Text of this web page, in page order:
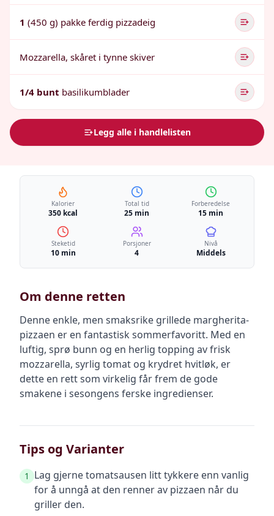
1 (450 g) pakke ferdig pizzadeig
Mozzarella, skåret i tynne skiver
1/4 bunt basilikumblader
Legg alle i handlelisten
Kalorier
350 kcal
Total tid
25 min
Forberedelse
15 min
Steketid
10 min
Porsjoner
4
Nivå
Middels
Om denne retten
Denne enkle, men smaksrike grillede margherita-
pizzaen er en fantastisk sommerfavoritt. Med en
luftig, sprø bunn og en herlig topping av frisk
mozzarella, syrlig tomat og krydret hvitløk, er
dette en rett som virkelig får frem de gode
smakene i sesongens ferske ingredienser.
Tips og Varianter
1
Lag gjerne tomatsausen litt tykkere enn vanlig
for å unngå at den renner av pizzaen når du
griller den.